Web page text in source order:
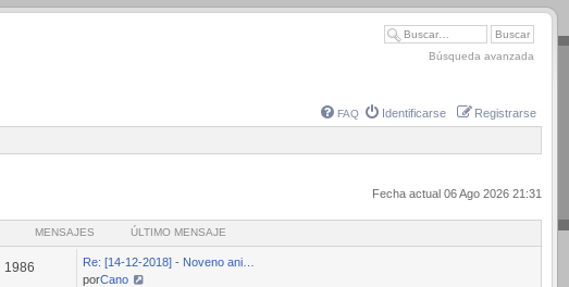
Búsqueda avanzada
FAQ Identificarse Registrarse
Fecha actual 06 Ago 2026 21:31
MENSAJES ÚLTIMO MENSAJE
1986
Re: [14-12-2018] - Noveno ani…
porCano